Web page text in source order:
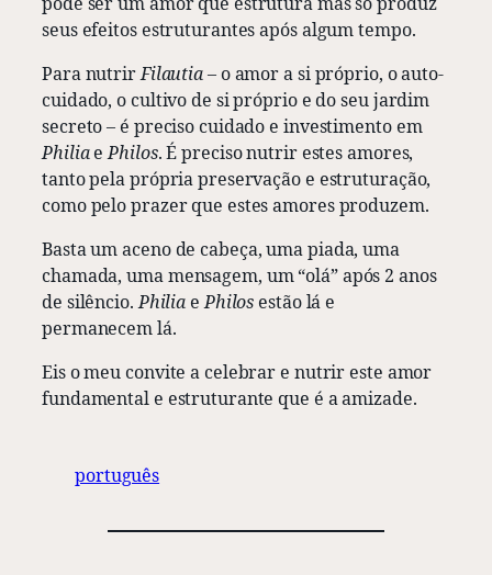
seus efeitos estruturantes após algum tempo.
Para nutrirFilautia– o amor a si próprio, o auto-
cuidado, o cultivo de si próprio e do seu jardim
secreto – é preciso cuidado e investimento em
PhiliaePhilos. É preciso nutrir estes amores,
tanto pela própria preservação e estruturação,
como pelo prazer que estes amores produzem.
Basta um aceno de cabeça, uma piada, uma
chamada, uma mensagem, um “olá” após 2 anos
de silêncio.Philia ePhilos estão lá e
permanecem lá.
Eis o meu convite a celebrar e nutrir este amor
fundamental e estruturante que é a amizade.
português